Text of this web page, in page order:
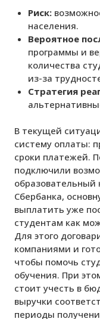
Риск:
населения.
Вероятное
программы и
количества
из-за
Стратегия
В текущей
систему оплаты:
сроки платежей.
подключили
образовательный
Сбербанка,
выплатить уже
студентам как
Для этого
компаниями и
чтобы помочь
обучения. При
стоит учесть в
выручки
периоды